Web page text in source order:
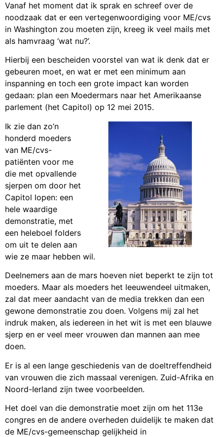
Vanaf het moment dat ik sprak en schreef over de
noodzaak dat er een vertegenwoordiging voor ME/cvs
in Washington zou moeten zijn, kreeg ik veel mails met
als hamvraag ‘wat nu?’.
Hierbij een bescheiden voorstel van wat ik denk dat er
gebeuren moet, en wat er met een minimum aan
inspanning en toch een grote impact kan worden
gedaan: plan een Moedermars naar het Amerikaanse
parlement (het Capitol) op 12 mei 2015.
Ik zie dan zo’n
honderd moeders
van ME/cvs-
patiënten voor me
die met opvallende
sjerpen om door het
Capitol lopen: een
hele waardige
demonstratie, met
een heleboel folders
om uit te delen aan
wie ze maar hebben wil.
Deelnemers aan de mars hoeven niet beperkt te zijn tot
moeders. Maar als moeders het leeuwendeel uitmaken,
zal dat meer aandacht van de media trekken dan een
gewone demonstratie zou doen. Volgens mij zal het
indruk maken, als iedereen in het wit is met een blauwe
sjerp en er veel meer vrouwen dan mannen aan mee
doen.
Er is al een lange geschiedenis van de doeltreffendheid
van vrouwen die zich massaal verenigen. Zuid-Afrika en
Noord-Ierland zijn twee voorbeelden.
Het doel van die demonstratie moet zijn om het 113e
congres en de andere overheden duidelijk te maken dat
de ME/cvs-gemeenschap gelijkheid in